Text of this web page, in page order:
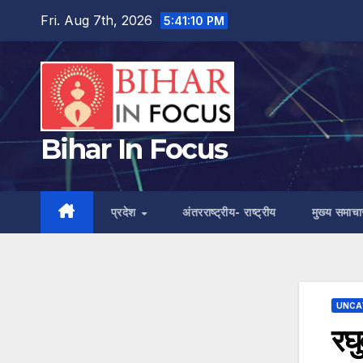
content
Fri. Aug 7th, 2026 5:41:11 PM
Bihar In Focus
प्रदेश अंतरराष्ट्रीय- राष्ट्रीय मुख्य